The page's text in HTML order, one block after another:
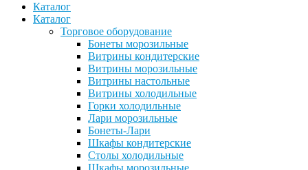
Каталог
Каталог
Торговое оборудование
Бонеты морозильные
Витрины кондитерские
Витрины морозильные
Витрины настольные
Витрины холодильные
Горки холодильные
Лари морозильные
Бонеты-Лари
Шкафы кондитерские
Столы холодильные
Шкафы морозильные